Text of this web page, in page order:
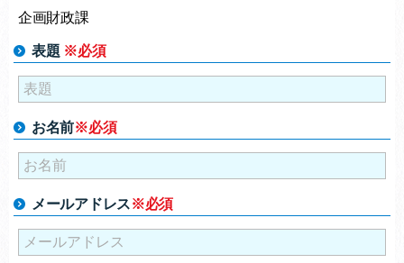
企画財政課
表題 ※必須
お名前※必須
メールアドレス※必須